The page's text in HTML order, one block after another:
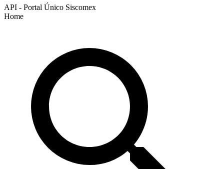
API - Portal Único Siscomex
Home